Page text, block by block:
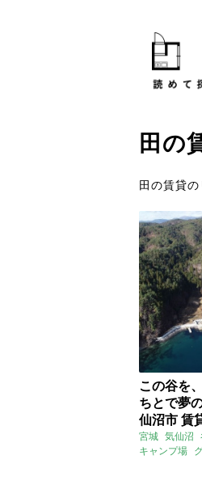
田の
田の賃貸
この谷を
ちとで夢
仙沼市 賃
宮城 気仙沼
キャンプ場